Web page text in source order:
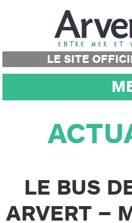
LE SITE
LE BUS
ARVERT –